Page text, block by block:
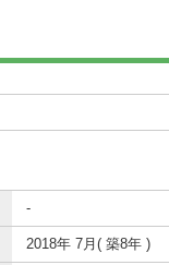
-
2018年 7月( 築8年 )